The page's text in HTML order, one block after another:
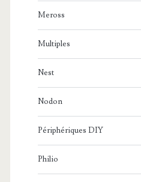
Meross
Multiples
Nest
Nodon
Périphériques DIY
Philio